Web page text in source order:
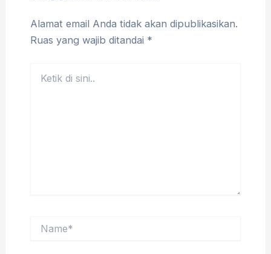
Alamat email Anda tidak akan dipublikasikan.
Ruas yang wajib ditandai *